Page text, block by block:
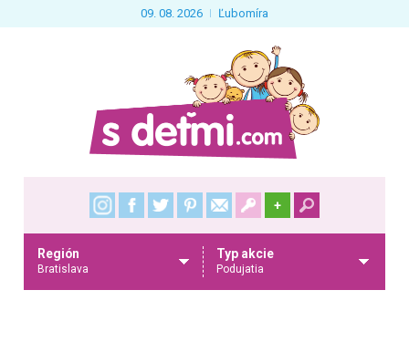
09. 08. 2026 Ľubomíra
+
Región
Bratislava
Typ akcie
Podujatia